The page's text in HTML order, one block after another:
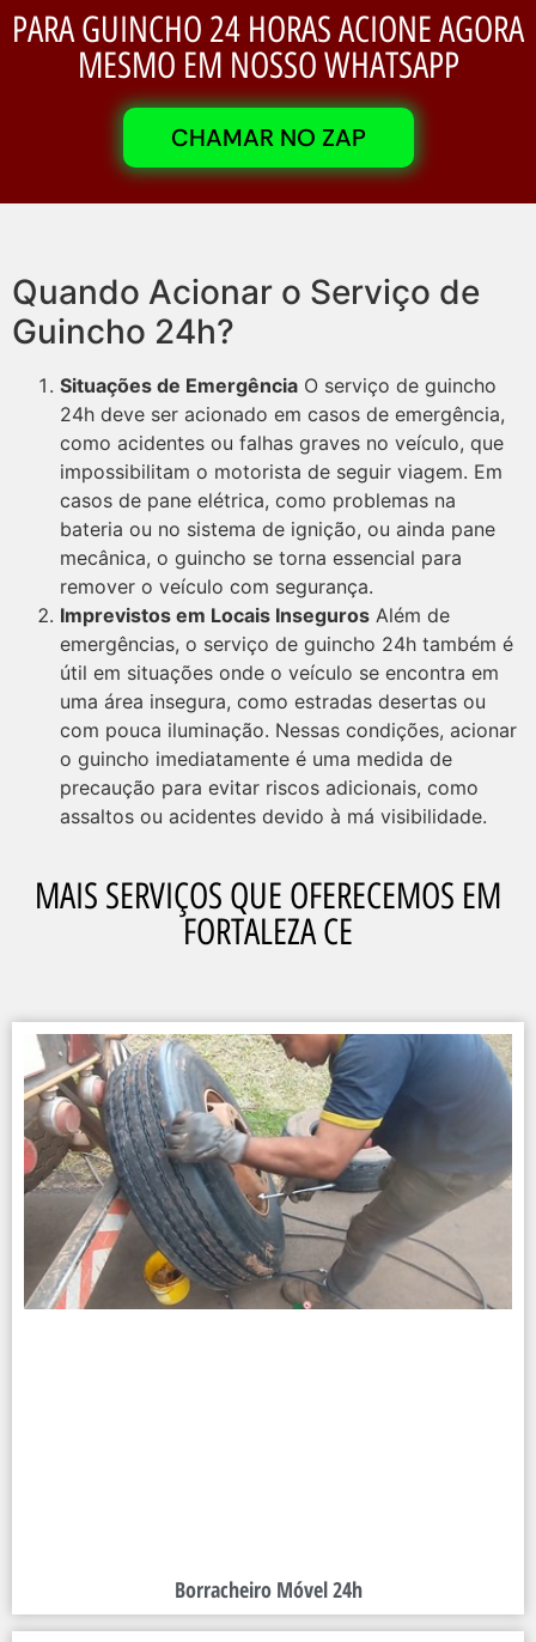
PARA GUINCHO 24 HORAS ACIONE AGORA
MESMO EM NOSSO WHATSAPP
CHAMAR NO ZAP
Quando Acionar o Serviço de
Guincho 24h?
Situações de Emergência O serviço de guincho
24h deve ser acionado em casos de emergência,
como acidentes ou falhas graves no veículo, que
impossibilitam o motorista de seguir viagem. Em
casos de pane elétrica, como problemas na
bateria ou no sistema de ignição, ou ainda pane
mecânica, o guincho se torna essencial para
remover o veículo com segurança.
Imprevistos em Locais Inseguros Além de
emergências, o serviço de guincho 24h também é
útil em situações onde o veículo se encontra em
uma área insegura, como estradas desertas ou
com pouca iluminação. Nessas condições, acionar
o guincho imediatamente é uma medida de
precaução para evitar riscos adicionais, como
assaltos ou acidentes devido à má visibilidade.
MAIS SERVIÇOS QUE OFERECEMOS EM
FORTALEZA CE
Borracheiro Móvel 24h